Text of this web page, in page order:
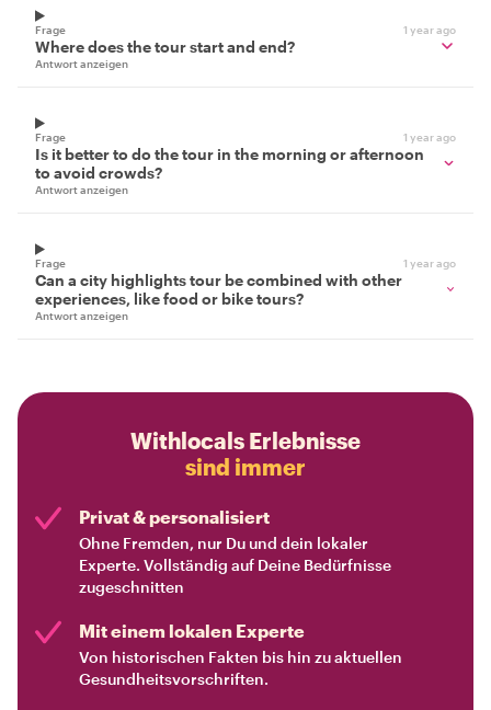
Frage 1 year ago
Where does the tour start and end?
Antwort anzeigen
Frage 1 year ago
Is it better to do the tour in the morning or afternoon
to avoid crowds?
Antwort anzeigen
Frage 1 year ago
Can a city highlights tour be combined with other
experiences, like food or bike tours?
Antwort anzeigen
Withlocals Erlebnisse
sind immer
Privat & personalisiert
Ohne Fremden, nur Du und dein lokaler
Experte. Vollständig auf Deine Bedürfnisse
zugeschnitten
Mit einem lokalen Experte
Von historischen Fakten bis hin zu aktuellen
Gesundheitsvorschriften.